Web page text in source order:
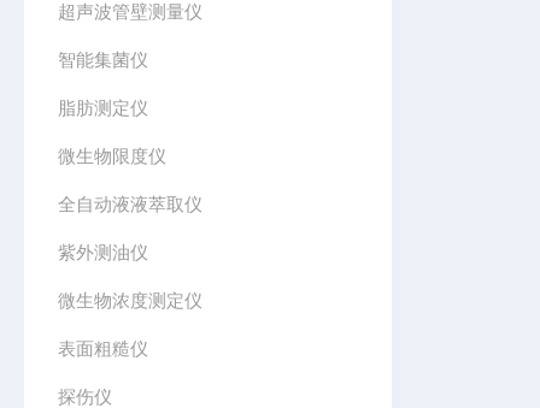
超声波管壁测量仪
智能集菌仪
脂肪测定仪
微生物限度仪
全自动液液萃取仪
紫外测油仪
微生物浓度测定仪
表面粗糙仪
探伤仪